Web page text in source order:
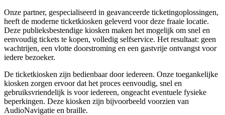
Onze partner, gespecialiseerd in geavanceerde ticketingoplossingen,
heeft de moderne ticketkiosken geleverd voor deze fraaie locatie.
Deze publieksbestendige kiosken maken het mogelijk om snel en
eenvoudig tickets te kopen, volledig selfservice. Het resultaat: geen
wachtrijen, een vlotte doorstroming en een gastvrije ontvangst voor
iedere bezoeker.
De ticketkiosken zijn bedienbaar door iedereen. Onze toegankelijke
kiosken zorgen ervoor dat het proces eenvoudig, snel en
gebruiksvriendelijk is voor iedereen, ongeacht eventuele fysieke
beperkingen. Deze kiosken zijn bijvoorbeeld voorzien van
AudioNavigatie en braille.